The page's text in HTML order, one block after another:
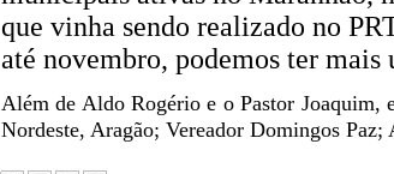
que vinha sendo realizado no
até novembro, podemos ter mais
Além de Aldo Rogério e o Pastor Joaquim,
Nordeste, Aragão; Vereador Domingos